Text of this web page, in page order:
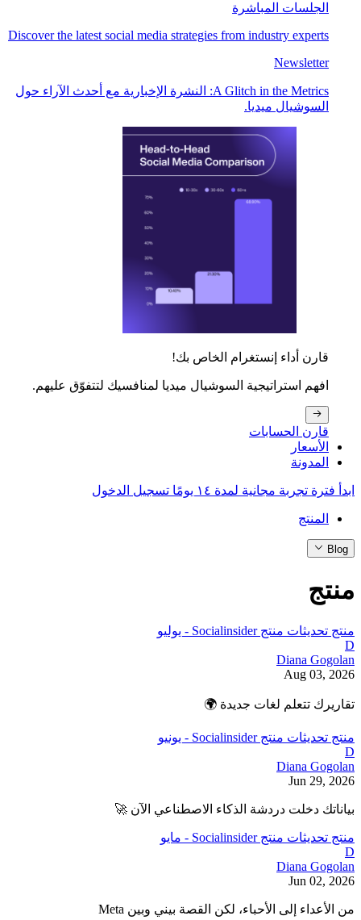
الجلسات المباشرة
Discover the latest social media strategies from industry experts
Newsletter
A Glitch in the Metrics: النشرة الإخبارية مع أحدث الآراء حول
السوشيال ميديا.
قارن أداء إنستغرام الخاص بك!
افهم استراتيجية السوشيال ميديا لمنافسيك لتتفوّق عليهم.
قارن الحسابات
الأسعار
المدونة
ابدأ فترة تجربة مجانية لمدة ١٤ يومًا تسجيل الدخول
المنتج
Blog
منتج
منتج تحديثات منتج Socialinsider - يوليو
D
Diana Gogolan
Aug 03, 2026
تقاريرك تتعلم لغات جديدة 🌍
منتج تحديثات منتج Socialinsider - يونيو
D
Diana Gogolan
Jun 29, 2026
بياناتك دخلت دردشة الذكاء الاصطناعي الآن 🚀
منتج تحديثات منتج Socialinsider - مايو
D
Diana Gogolan
Jun 02, 2026
من الأعداء إلى الأحباء، لكن القصة بيني وبين Meta